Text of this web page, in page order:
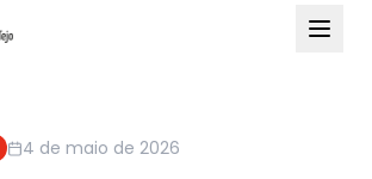
4 de maio de 2026